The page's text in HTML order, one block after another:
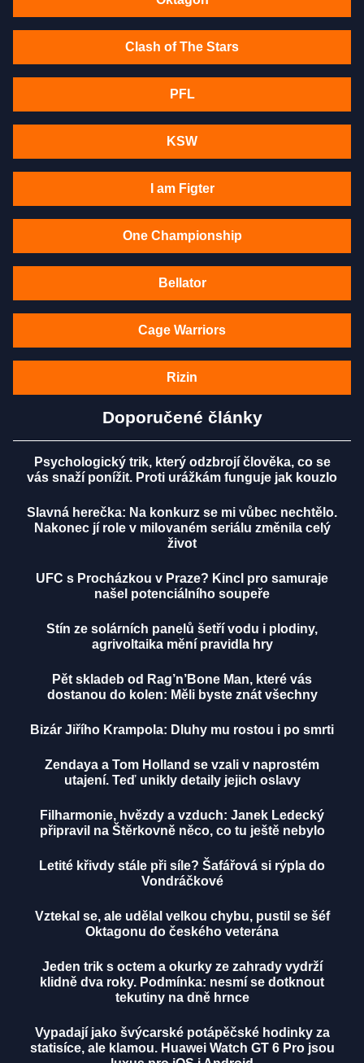
Clash of The Stars
PFL
KSW
I am Figter
One Championship
Bellator
Cage Warriors
Rizin
Doporučené články
Psychologický trik, který odzbrojí člověka, co se
vás snaží ponížit. Proti urážkám funguje jak kouzlo
Slavná herečka: Na konkurz se mi vůbec nechtělo.
Nakonec jí role v milovaném seriálu změnila celý
život
UFC s Procházkou v Praze? Kincl pro samuraje
našel potenciálního soupeře
Stín ze solárních panelů šetří vodu i plodiny,
agrivoltaika mění pravidla hry
Pět skladeb od Rag’n’Bone Man, které vás
dostanou do kolen: Měli byste znát všechny
Bizár Jiřího Krampola: Dluhy mu rostou i po smrti
Zendaya a Tom Holland se vzali v naprostém
utajení. Teď unikly detaily jejich oslavy
Filharmonie, hvězdy a vzduch: Janek Ledecký
připravil na Štěrkovně něco, co tu ještě nebylo
Letité křivdy stále při síle? Šafářová si rýpla do
Vondráčkové
Vztekal se, ale udělal velkou chybu, pustil se šéf
Oktagonu do českého veterána
Jeden trik s octem a okurky ze zahrady vydrží
klidně dva roky. Podmínka: nesmí se dotknout
tekutiny na dně hrnce
Vypadají jako švýcarské potápěčské hodinky za
statisíce, ale klamou. Huawei Watch GT 6 Pro jsou